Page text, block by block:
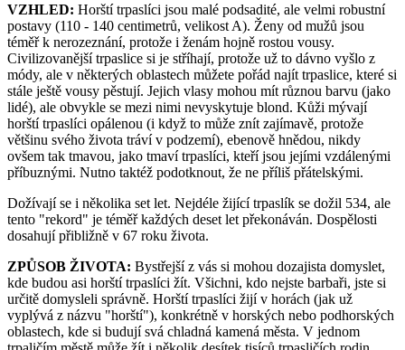
VZHLED: Horští trpaslíci jsou malé podsadité, ale velmi robustní
postavy (110 - 140 centimetrů, velikost A). Ženy od mužů jsou
téměř k nerozeznání, protože i ženám hojně rostou vousy.
Civilizovanější trpaslice si je stříhají, protože už to dávno vyšlo z
módy, ale v některých oblastech můžete pořád najít trpaslice, které si
stále ještě vousy pěstují. Jejich vlasy mohou mít různou barvu (jako
lidé), ale obvykle se mezi nimi nevyskytuje blond. Kůži mývají
horští trpaslíci opálenou (i když to může znít zajímavě, protože
většinu svého života tráví v podzemí), ebenově hnědou, nikdy
ovšem tak tmavou, jako tmaví trpaslíci, kteří jsou jejími vzdálenými
příbuznými. Nutno taktéž podotknout, že ne příliš přátelskými.
Dožívají se i několika set let. Nejdéle žijící trpaslík se dožil 534, ale
tento "rekord" je téměř každých deset let překonáván. Dospělosti
dosahují přibližně v 67 roku života.
ZPŮSOB ŽIVOTA: Bystřejší z vás si mohou dozajista domyslet,
kde budou asi horští trpaslíci žít. Všichni, kdo nejste barbaři, jste si
určitě domysleli správně. Horští trpaslíci žijí v horách (jak už
vyplývá z názvu "horští"), konkrétně v horských nebo podhorských
oblastech, kde si budují svá chladná kamená města. V jednom